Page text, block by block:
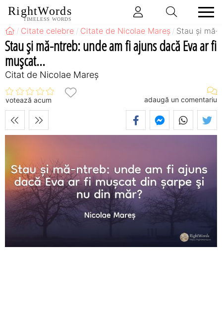
RightWords
TIMELESS WORDS
Citate celebre Citate de Nicolae Mareș Stau și mă-
Stau și mă-ntreb: unde am fi ajuns dacă Eva ar fi
mușcat...
Citat de Nicolae Mareș
votează acum adaugă un comentariu